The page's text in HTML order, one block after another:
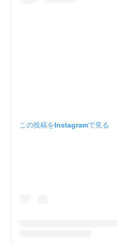
この投稿をInstagramで見る